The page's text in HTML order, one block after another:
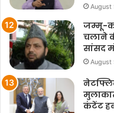
August
जम्मू-
चलाने
सांसद
August
कंटेंट